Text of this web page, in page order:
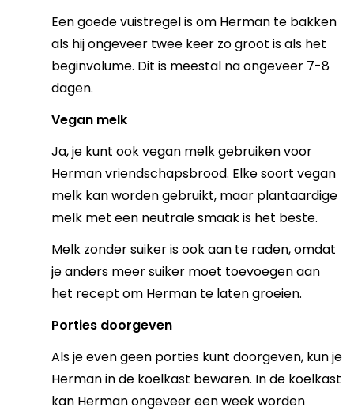
Een goede vuistregel is om Herman te bakken
als hij ongeveer twee keer zo groot is als het
beginvolume. Dit is meestal na ongeveer 7-8
dagen.
Vegan melk
Ja, je kunt ook vegan melk gebruiken voor
Herman vriendschapsbrood. Elke soort vegan
melk kan worden gebruikt, maar plantaardige
melk met een neutrale smaak is het beste.
Melk zonder suiker is ook aan te raden, omdat
je anders meer suiker moet toevoegen aan
het recept om Herman te laten groeien.
Porties doorgeven
Als je even geen porties kunt doorgeven, kun je
Herman in de koelkast bewaren. In de koelkast
kan Herman ongeveer een week worden